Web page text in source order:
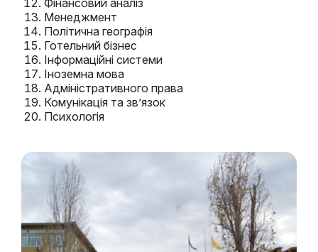
Фінансовий аналіз
Менеджмент
Політична географія
Готельний бізнес
Інформаційні системи
Іноземна мова
Адміністративного права
Комунікація та зв’язок
Психологія